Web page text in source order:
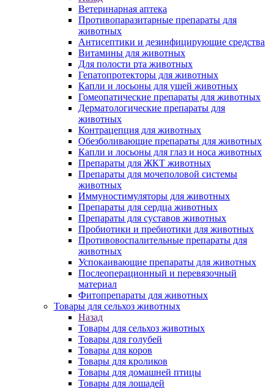
Ветеринарная аптека
Противопаразитарные препараты для
животных
Антисептики и дезинфицирующие средства
Витамины для животных
Для полости рта животных
Гепатопротекторы для животных
Капли и лосьоны для ушей животных
Гомеопатические препараты для животных
Дерматологические препараты для
животных
Контрацепция для животных
Обезболивающие препараты для животных
Капли и лосьоны для глаз и носа животных
Препараты для ЖКТ животных
Препараты для мочеполовой системы
животных
Иммуностимуляторы для животных
Препараты для сердца животных
Препараты для суставов животных
Пробиотики и пребиотики для животных
Противовоспалительные препараты для
животных
Успокаивающие препараты для животных
Послеоперационный и перевязочный
материал
Фитопрепараты для животных
Товары для сельхоз животных
Назад
Товары для сельхоз животных
Товары для голубей
Товары для коров
Товары для кроликов
Товары для домашней птицы
Товары для лошадей